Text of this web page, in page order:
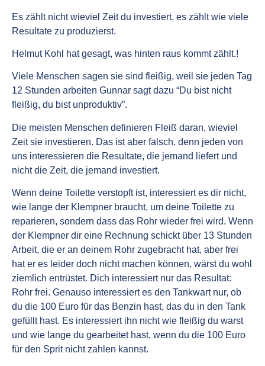
Es zählt nicht wieviel Zeit du investiert, es zählt wie viele
Resultate zu produzierst.
Helmut Kohl hat gesagt, was hinten raus kommt zählt.!
Viele Menschen sagen sie sind fleißig, weil sie jeden Tag
12 Stunden arbeiten Gunnar sagt dazu “Du bist nicht
fleißig, du bist unproduktiv”.
Die meisten Menschen definieren Fleiß daran, wieviel
Zeit sie investieren. Das ist aber falsch, denn jeden von
uns interessieren die Resultate, die jemand liefert und
nicht die Zeit, die jemand investiert.
Wenn deine Toilette verstopft ist, interessiert es dir nicht,
wie lange der Klempner braucht, um deine Toilette zu
reparieren, sondern dass das Rohr wieder frei wird. Wenn
der Klempner dir eine Rechnung schickt über 13 Stunden
Arbeit, die er an deinem Rohr zugebracht hat, aber frei
hat er es leider doch nicht machen können, wärst du wohl
ziemlich entrüstet. Dich interessiert nur das Resultat:
Rohr frei. Genauso interessiert es den Tankwart nur, ob
du die 100 Euro für das Benzin hast, das du in den Tank
gefüllt hast. Es interessiert ihn nicht wie fleißig du warst
und wie lange du gearbeitet hast, wenn du die 100 Euro
für den Sprit nicht zahlen kannst.